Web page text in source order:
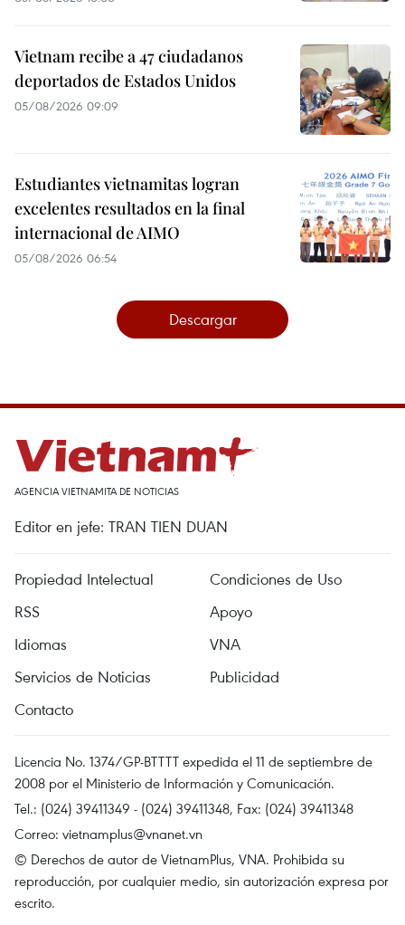
Vietnam recibe a 47 ciudadanos
deportados de Estados Unidos
05/08/2026 09:09
Estudiantes vietnamitas logran
excelentes resultados en la final
internacional de AIMO
05/08/2026 06:54
Descargar
AGENCIA VIETNAMITA DE NOTICIAS
Editor en jefe: TRAN TIEN DUAN
Propiedad Intelectual
Condiciones de Uso
RSS
Apoyo
Idiomas
VNA
Servicios de Noticias
Publicidad
Contacto
Licencia No. 1374/GP-BTTTT expedida el 11 de septiembre de
2008 por el Ministerio de Información y Comunicación.
Tel.: (024) 39411349 - (024) 39411348, Fax: (024) 39411348
Correo: vietnamplus@vnanet.vn
© Derechos de autor de VietnamPlus, VNA. Prohibida su
reproducción, por cualquier medio, sin autorización expresa por
escrito.